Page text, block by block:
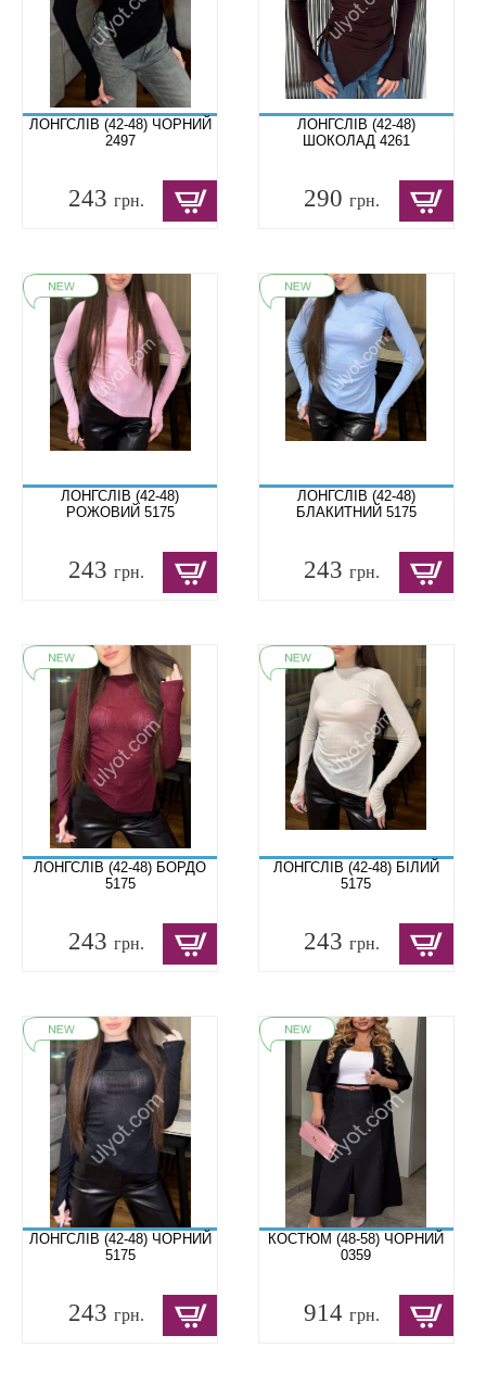
ЛОНГСЛІВ (42-48) ЧОРНИЙ
2497
243 грн.
ЛОНГСЛІВ (42-48)
ШОКОЛАД 4261
290грн.
ЛОНГСЛІВ (42-48)
РОЖОВИЙ 5175
243 грн.
ЛОНГСЛІВ (42-48)
БЛАКИТНИЙ 5175
243грн.
ЛОНГСЛІВ (42-48) БОРДО
5175
243 грн.
ЛОНГСЛІВ (42-48) БІЛИЙ
5175
243грн.
ЛОНГСЛІВ (42-48) ЧОРНИЙ
5175
243 грн.
КОСТЮМ (48-58) ЧОРНИЙ
0359
914грн.